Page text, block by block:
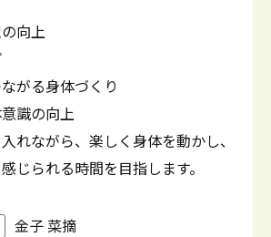
向上
がる身体づくり
識の向上
れながら、楽しく身体を動かし、
じられる時間を目指します。
金子 菜摘